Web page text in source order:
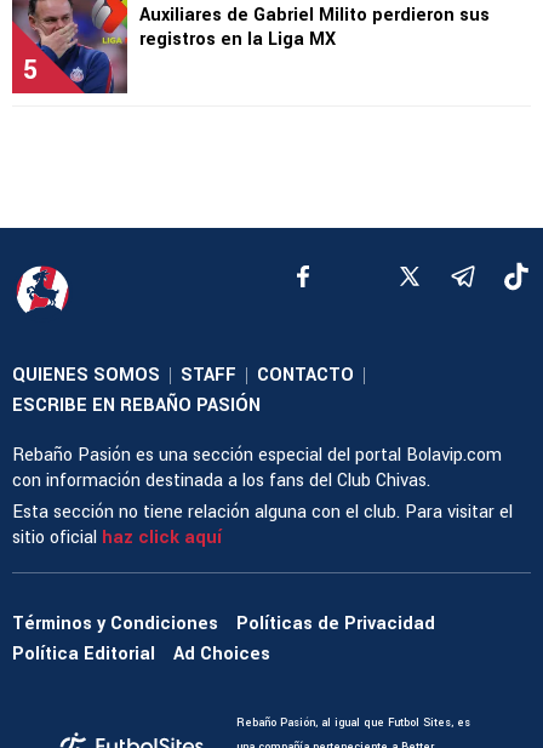
5
Auxiliares de Gabriel Milito perdieron sus
registros en la Liga MX
QUIENES SOMOS | STAFF | CONTACTO |
ESCRIBE EN REBAÑO PASIÓN
Rebaño Pasión es una sección especial del portal Bolavip.com
con información destinada a los fans del Club Chivas.
Esta sección no tiene relación alguna con el club. Para visitar el
sitio oficial haz click aquí
Términos y Condiciones
Políticas de Privacidad
Política Editorial
Ad Choices
Rebaño Pasión, al igual que Futbol Sites, es